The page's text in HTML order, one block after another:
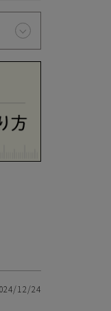
12/24
規約に基